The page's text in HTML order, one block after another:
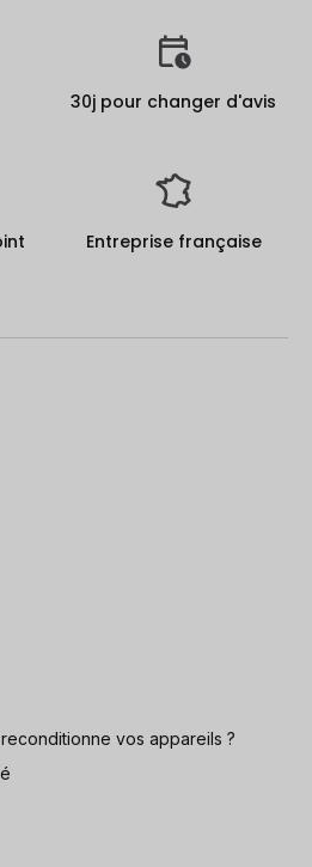
30j pour changer d'avis
Entreprise française
vos appareils ?